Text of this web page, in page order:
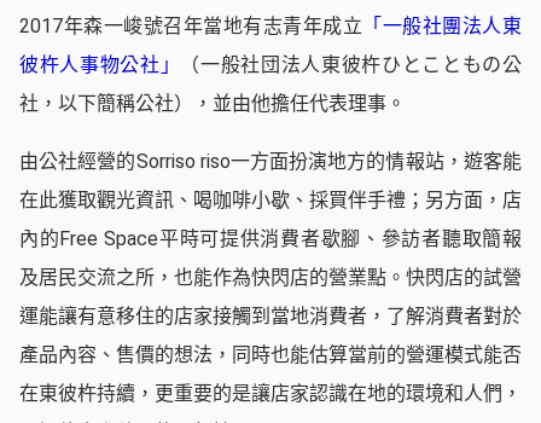
2017年森一峻號召年當地有志青年成立 「一般社團法人東
彼杵人事物公社」
（一般社団法人東彼杵ひとこともの公
社，以下簡稱公社），並由他擔任代表理事。
由公社經營的Sorriso riso一方面扮演地方的情報站，遊客能
在此獲取觀光資訊、喝咖啡小歇、採買伴手禮；另方面，店
內的Free Space平時可提供消費者歇腳、參訪者聽取簡報
及居民交流之所，也能作為快閃店的營業點。快閃店的試營
運能讓有意移住的店家接觸到當地消費者，了解消費者對於
產品內容、售價的想法，同時也能估算當前的營運模式能否
在東彼杵持續，更重要的是讓店家認識在地的環境和人們，